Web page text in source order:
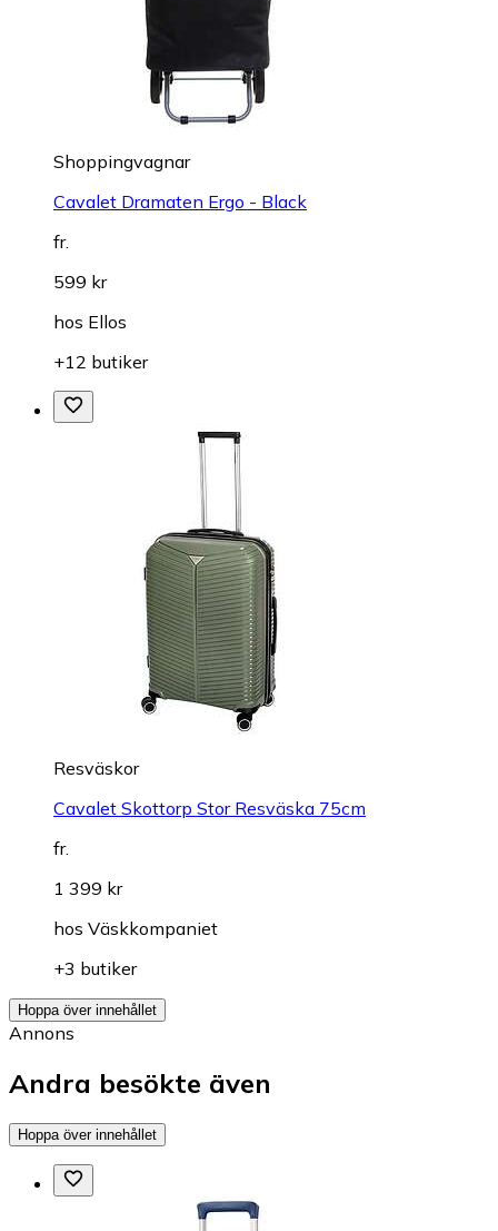
Shoppingvagnar
Cavalet Dramaten Ergo - Black
fr.
599 kr
hos Ellos
+12 butiker
Resväskor
Cavalet Skottorp Stor Resväska 75cm
fr.
1 399 kr
hos Väskkompaniet
+3 butiker
Hoppa över innehållet
Annons
Andra besökte även
Hoppa över innehållet